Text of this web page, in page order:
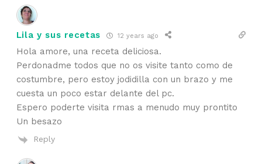
Lila y sus recetas 12 years ago
Hola amore, una receta deliciosa.
Perdonadme todos que no os visite tanto como de
costumbre, pero estoy jodidilla con un brazo y me
cuesta un poco estar delante del pc.
Espero poderte visita rmas a menudo muy prontito
Un besazo
Reply